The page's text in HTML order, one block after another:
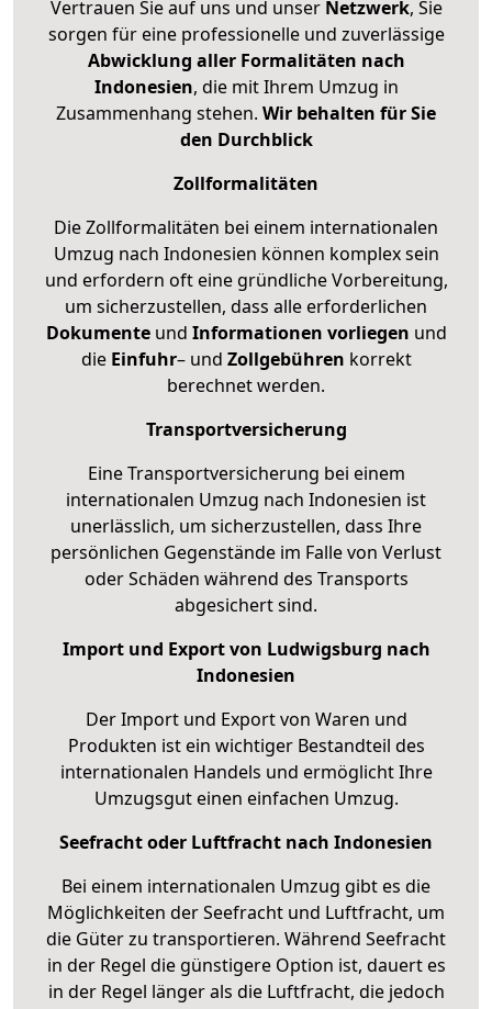
Vertrauen Sie auf uns und unser Netzwerk, Sie
sorgen für eine professionelle und zuverlässige
Abwicklung aller Formalitäten nach
Indonesien, die mit Ihrem Umzug in
Zusammenhang stehen. Wir behalten für Sie
den Durchblick
Zollformalitäten
Die Zollformalitäten bei einem internationalen
Umzug nach Indonesien können komplex sein
und erfordern oft eine gründliche Vorbereitung,
um sicherzustellen, dass alle erforderlichen
Dokumenteund Informationen vorliegen und
die Einfuhr– und Zollgebühren korrekt
berechnet werden.
Transportversicherung
Eine Transportversicherung bei einem
internationalen Umzug nach Indonesien ist
unerlässlich, um sicherzustellen, dass Ihre
persönlichen Gegenstände im Falle von Verlust
oder Schäden während des Transports
abgesichert sind.
Import und Export von Ludwigsburg nach
Indonesien
Der Import und Export von Waren und
Produkten ist ein wichtiger Bestandteil des
internationalen Handels und ermöglicht Ihre
Umzugsgut einen einfachen Umzug.
Seefracht oder Luftfracht nach Indonesien
Bei einem internationalen Umzug gibt es die
Möglichkeiten der Seefracht und Luftfracht, um
die Güter zu transportieren. Während Seefracht
in der Regel die günstigere Option ist, dauert es
in der Regel länger als die Luftfracht, die jedoch